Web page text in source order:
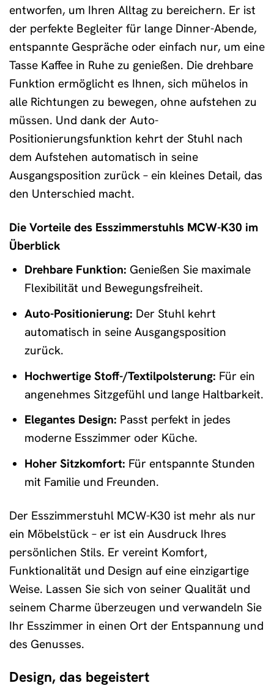
entworfen, um Ihren Alltag zu bereichern. Er ist
der perfekte Begleiter für lange Dinner-Abende,
entspannte Gespräche oder einfach nur, um eine
Tasse Kaffee in Ruhe zu genießen. Die drehbare
Funktion ermöglicht es Ihnen, sich mühelos in
alle Richtungen zu bewegen, ohne aufstehen zu
müssen. Und dank der Auto-
Positionierungsfunktion kehrt der Stuhl nach
dem Aufstehen automatisch in seine
Ausgangsposition zurück – ein kleines Detail, das
den Unterschied macht.
Die Vorteile des Esszimmerstuhls MCW-K30 im
Überblick
Drehbare Funktion: Genießen Sie maximale
Flexibilität und Bewegungsfreiheit.
Auto-Positionierung: Der Stuhl kehrt
automatisch in seine Ausgangsposition
zurück.
Hochwertige Stoff-/Textilpolsterung: Für ein
angenehmes Sitzgefühl und lange Haltbarkeit.
Elegantes Design: Passt perfekt in jedes
moderne Esszimmer oder Küche.
Hoher Sitzkomfort: Für entspannte Stunden
mit Familie und Freunden.
Der Esszimmerstuhl MCW-K30 ist mehr als nur
ein Möbelstück – er ist ein Ausdruck Ihres
persönlichen Stils. Er vereint Komfort,
Funktionalität und Design auf eine einzigartige
Weise. Lassen Sie sich von seiner Qualität und
seinem Charme überzeugen und verwandeln Sie
Ihr Esszimmer in einen Ort der Entspannung und
des Genusses.
Design, das begeistert